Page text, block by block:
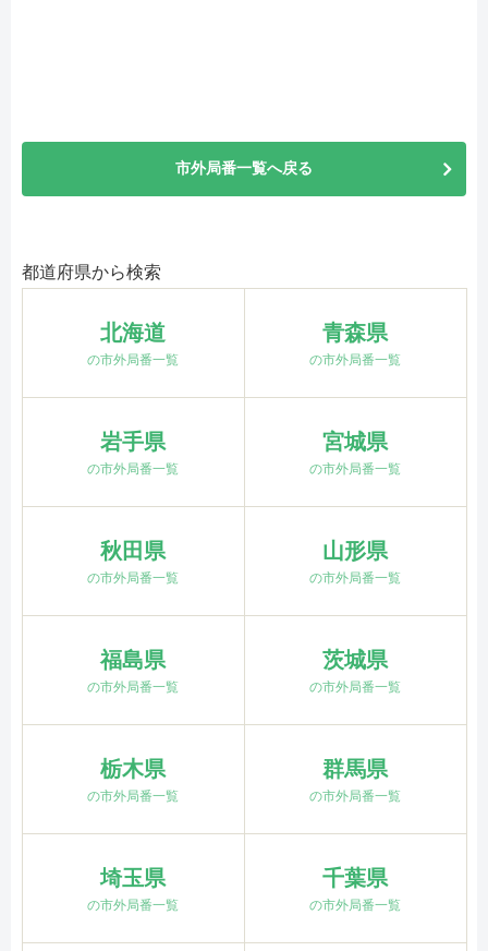
市外局番一覧へ戻る
都道府県から検索
北海道
の市外局番一覧
青森県
の市外局番一覧
岩手県
の市外局番一覧
宮城県
の市外局番一覧
秋田県
の市外局番一覧
山形県
の市外局番一覧
福島県
の市外局番一覧
茨城県
の市外局番一覧
栃木県
の市外局番一覧
群馬県
の市外局番一覧
埼玉県
の市外局番一覧
千葉県
の市外局番一覧